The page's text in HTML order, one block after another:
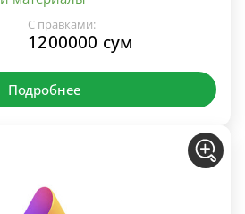
С правками:
1200000 сум
Подробнее